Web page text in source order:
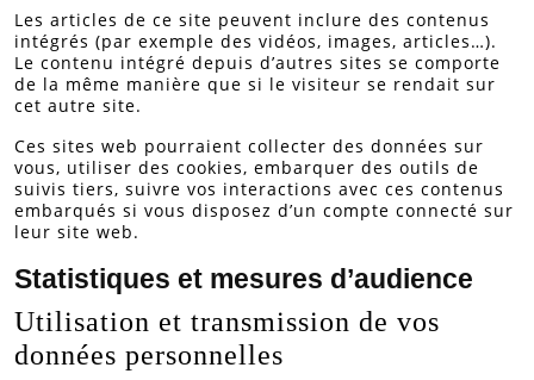
Les articles de ce site peuvent inclure des contenus
intégrés (par exemple des vidéos, images, articles…).
Le contenu intégré depuis d’autres sites se comporte
de la même manière que si le visiteur se rendait sur
cet autre site.
Ces sites web pourraient collecter des données sur
vous, utiliser des cookies, embarquer des outils de
suivis tiers, suivre vos interactions avec ces contenus
embarqués si vous disposez d’un compte connecté sur
leur site web.
Statistiques et mesures d’audience
Utilisation et transmission de vos
données personnelles